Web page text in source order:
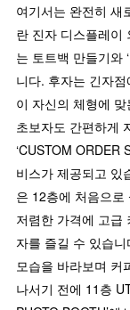
여기서는 완전히 새
란 진자 디스플레이
는 토트백 만들기와
니다. 후자는 긴자
이 자신의 체형에
초보자도 간편하게
‘CUSTOM ORDER
비스가 제공되고 있
은 12층에 처음으로
저렴한 가격에 고급
자를 즐길 수 있습
모습을 바라보며 커
나서기 전에 11층